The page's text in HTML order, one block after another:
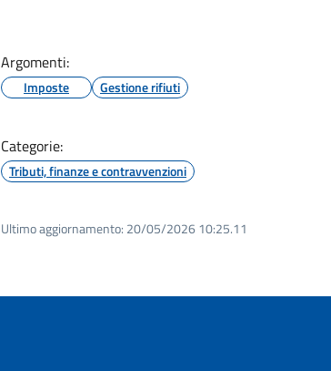
Argomenti:
Imposte Gestione rifiuti
Categorie:
Tributi, finanze e contravvenzioni
Ultimo aggiornamento: 20/05/2026 10:25.11